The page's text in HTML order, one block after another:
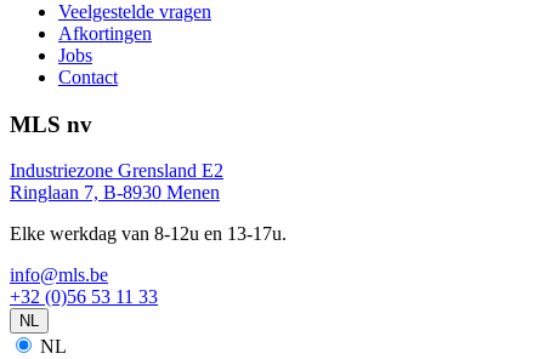
Veelgestelde vragen
Afkortingen
Jobs
Contact
MLS nv
Industriezone Grensland E2
Ringlaan 7, B-8930 Menen
Elke werkdag van 8-12u en 13-17u.
info@mls.be
+32 (0)56 53 11 33
NL
NL